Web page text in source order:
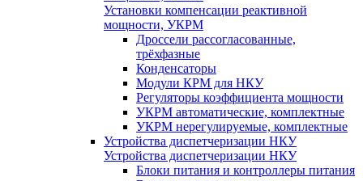
Установки компенсации реактивной
мощности, УКРМ
Дроссели рассогласованные,
трёхфазные
Конденсаторы
Модули КРМ для НКУ
Регуляторы коэффициента мощности
УКРМ автоматические, комплектные
УКРМ нерегулируемые, комплектные
Устройства диспетчеризации НКУ
Устройства диспетчеризации НКУ
Блоки питания и контроллеры питания